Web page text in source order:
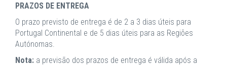
PRAZOS DE ENTREGA
O prazo previsto de entrega é de 2 a 3 dias úteis para
Portugal Continental e de 5 dias úteis para as Regiões
Autónomas.
Nota: a previsão dos prazos de entrega é válida após a